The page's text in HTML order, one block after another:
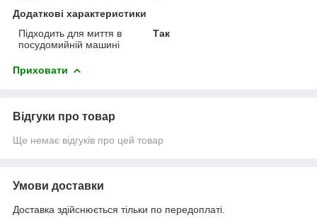
Додаткові характеристики
Підходить для миття в
посудомийній машині
Так
Приховати
Відгуки про товар
Ще немає відгуків про цей товар
Умови доставки
Доставка здійснюється тільки по передоплаті.